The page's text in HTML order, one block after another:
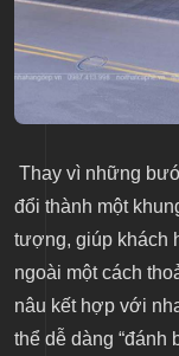
Thay vì những
đổi thành một
tượng, giúp khách
ngoài một cách
nâu kết hợp với
thể dễ dàng “đánh